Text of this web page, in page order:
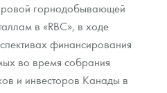
металловгорнодобывающей
в «RBC», в ходе
финансирования
во время собрания
и инвесторов Канады в